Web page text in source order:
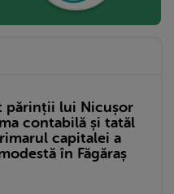
părinții lui Nicușor
contabilă și tatăl
capitalei a
în Făgăraș